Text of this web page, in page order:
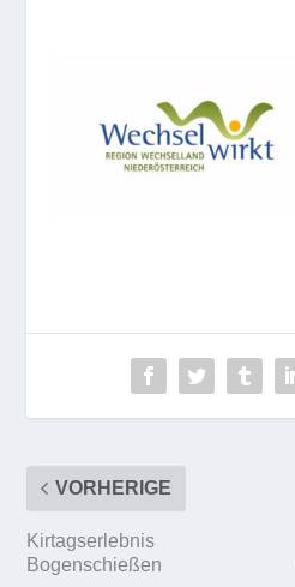
VORHERIGE
Kirtagserlebnis
Bogenschießen